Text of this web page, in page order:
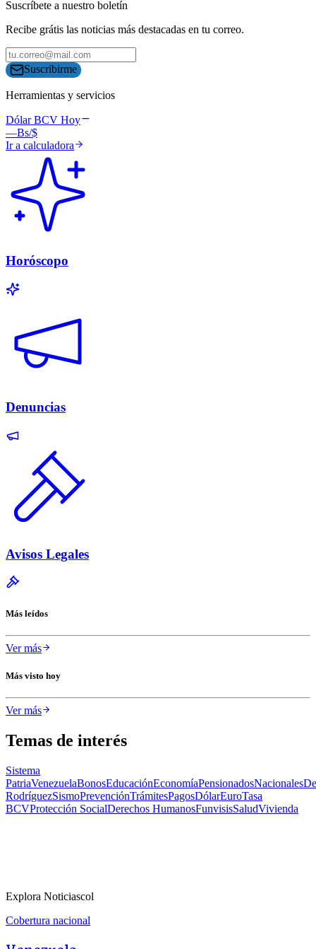
Suscríbete a nuestro boletín
Recibe grátis las noticias más destacadas en tu correo.
Suscribirme
Herramientas y servicios
Dólar BCV Hoy
—Bs/$
Ir a calculadora
Horóscopo
Denuncias
Avisos Legales
Más leídos
Ver más
Más visto hoy
Ver más
Temas de interés
Sistema
PatriaVenezuelaBonosEducaciónEconomíaPensionadosNacionales
RodríguezSismoPrevenciónTrámitesPagosDólarEuroTasa
BCVProtección SocialDerechos HumanosFunvisisSaludVivienda
Explora Noticiascol
Cobertura nacional